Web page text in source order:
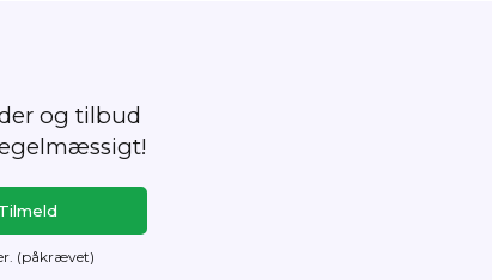
og tilbud
(påkrævet)